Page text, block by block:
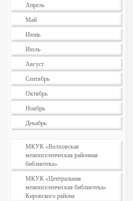
Апрель
Май
Июнь
Июль
Август
Сентябрь
Октябрь
Ноябрь
Декабрь
МКУК «Волховская
межпоселенческая районная
библиотека»
МКУК «Центральная
межпоселенческая библиотека»
Кировского района